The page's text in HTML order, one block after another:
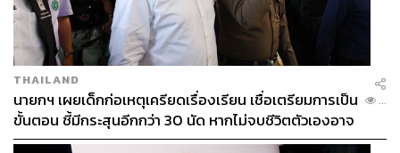
THAILAND
นายกฯ เผยเด็กก่อเหตุเครียดเรื่องเรียน เชื่อเตรียมการเป็น
ขั้นตอน ชี้มีกระสุนอีกกว่า 30 นัด หากไม่จบชีวิตตัวเองอาจ
สูญเสียเพิ่ม
...